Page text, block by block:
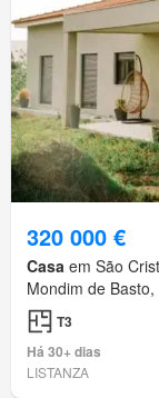
320 000 €
Casa em São
Mondim de
T3
Há 30+ dias
LISTANZA